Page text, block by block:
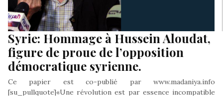
Syrie: Hommage à Hussein Aloudat,
figure de proue de l’opposition
démocratique syrienne.
Ce papier est co-publié par www.madaniya.info
[su_pullquote]«Une révolution est par essence incompatible